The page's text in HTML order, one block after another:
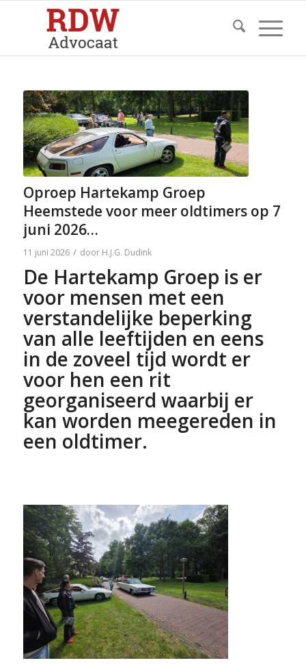
Oproep Hartekamp Groep
Heemstede voor meer oldtimers op 7
juni 2026…
11 juni 2026 / door H.J.G. Dudink
De Hartekamp Groep is er
voor mensen met een
verstandelijke beperking
van alle leeftijden en eens
in de zoveel tijd wordt er
voor hen een rit
georganiseerd waarbij er
kan worden meegereden in
een oldtimer.